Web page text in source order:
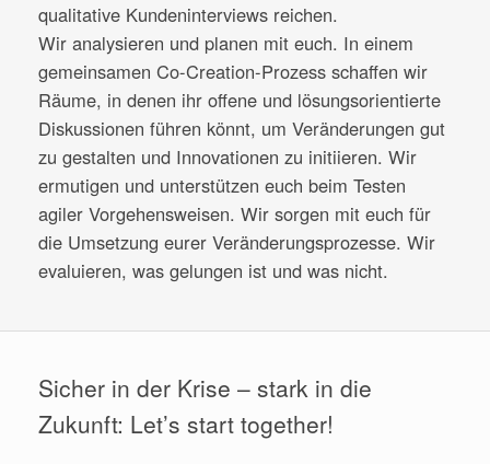
qualitative Kundeninterviews reichen.
Wir analysieren und planen mit euch. In einem
gemeinsamen Co-Creation-Prozess schaffen wir
Räume, in denen ihr offene und lösungsorientierte
Diskussionen führen könnt, um Veränderungen gut
zu gestalten und Innovationen zu initiieren. Wir
ermutigen und unterstützen euch beim Testen
agiler Vorgehensweisen. Wir sorgen mit euch für
die Umsetzung eurer Veränderungsprozesse. Wir
evaluieren, was gelungen ist und was nicht.
Sicher in der Krise – stark in die
Zukunft: Let’s start together!